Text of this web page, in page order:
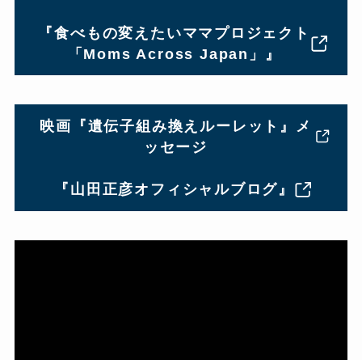
『食べもの変えたいママプロジェクト
「Moms Across Japan」』
映画『遺伝子組み換えルーレット』メ
ッセージ
『山田正彦オフィシャルブログ』